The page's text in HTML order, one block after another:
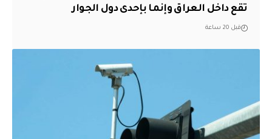
تقع داخل العراق وإنما بإحدى دول الجوار
قبل 20 ساعة